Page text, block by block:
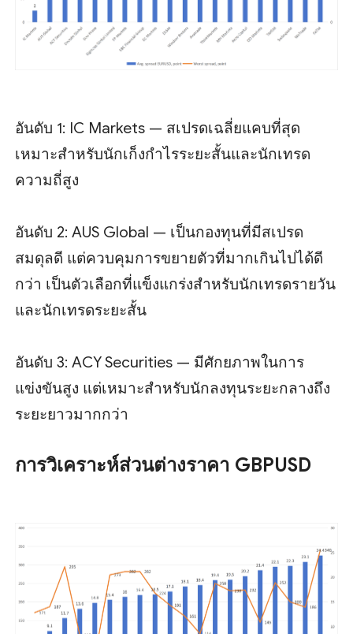
อันดับ 1: IC Markets — สเปรดเฉลี่ยแคบที่สุด
เหมาะสำหรับนักเก็งกำไรระยะสั้นและนักเทรด
ความถี่สูง
อันดับ 2: AUS Global — เป็นกองทุนที่มีสเปรด
สมดุลดี แต่ควบคุมการขยายตัวที่มากเกินไปได้ดี
กว่า เป็นตัวเลือกที่แข็งแกร่งสำหรับนักเทรดรายวัน
และนักเทรดระยะสั้น
อันดับ 3: ACY Securities — มีศักยภาพในการ
แข่งขันสูง แต่เหมาะสำหรับนักลงทุนระยะกลางถึง
ระยะยาวมากกว่า
การวิเคราะห์ส่วนต่างราคา GBPUSD